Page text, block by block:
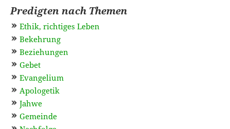
Predigten nach Themen
Ethik, richtiges Leben
Bekehrung
Beziehungen
Gebet
Evangelium
Apologetik
Jahwe
Gemeinde